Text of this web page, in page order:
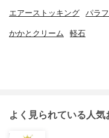
エアーストッキング パラ
かかとクリーム 軽石
よく見られている人